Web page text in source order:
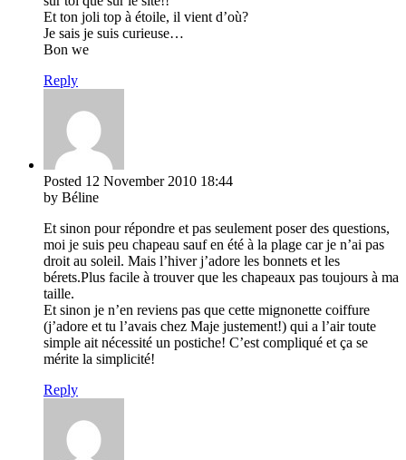
Et ton joli top à étoile, il vient d’où?
Je sais je suis curieuse…
Bon we
Reply
Posted 12 November 2010 18:44
by Béline
Et sinon pour répondre et pas seulement poser des questions,
moi je suis peu chapeau sauf en été à la plage car je n’ai pas
droit au soleil. Mais l’hiver j’adore les bonnets et les
bérets.Plus facile à trouver que les chapeaux pas toujours à ma
taille.
Et sinon je n’en reviens pas que cette mignonette coiffure
(j’adore et tu l’avais chez Maje justement!) qui a l’air toute
simple ait nécessité un postiche! C’est compliqué et ça se
mérite la simplicité!
Reply